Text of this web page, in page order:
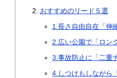
おすすめのリード５選
1.長さ自由自在「伸
2.広い公園で「ロン
3.事故防止に「二重
4.しつけもしながら